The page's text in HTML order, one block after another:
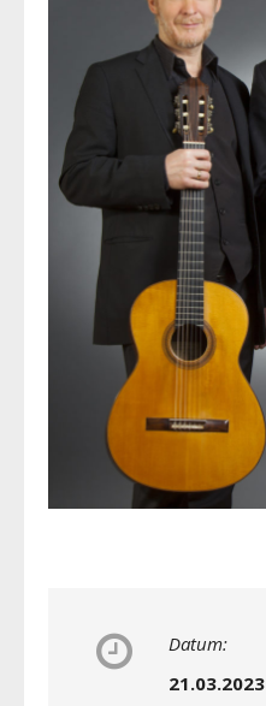
Datum:
21.03.2023